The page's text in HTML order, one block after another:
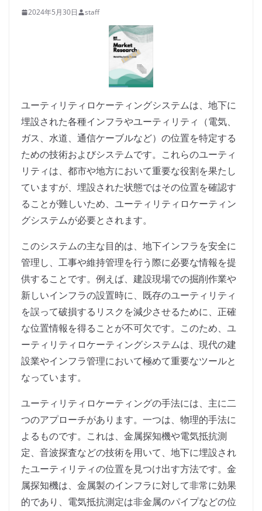
2024年5月30日 staff
ユーティリティロケーティングシステムは、地下に
埋設された各種インフラやユーティリティ（電気、
ガス、水道、通信ケーブルなど）の位置を特定する
ための技術およびシステムです。これらのユーティ
リティは、都市や地方において重要な役割を果たし
ていますが、埋設された状態ではその位置を確認す
ることが難しいため、ユーティリティロケーティン
グシステムが必要とされます。
このシステムの主な目的は、地下インフラを安全に
管理し、工事や維持管理を行う際に必要な情報を提
供することです。例えば、建設現場での掘削作業や
新しいインフラの設置時に、既存のユーティリティ
を誤って破損するリスクを減少させるために、正確
な位置情報を得ることが不可欠です。このため、ユ
ーティリティロケーティングシステムは、現代の建
設業やインフラ管理において極めて重要なツールと
なっています。
ユーティリティロケーティングの手法には、主に二
つのアプローチがあります。一つは、物理的手法に
よるものです。これは、金属探知機や電気抵抗測
定、音波探査などの技術を用いて、地下に埋設され
たユーティリティの位置を見つけ出す方法です。金
属探知機は、金属製のインフラに対して非常に効果
的であり、電気抵抗測定は非金属のパイプなどの位